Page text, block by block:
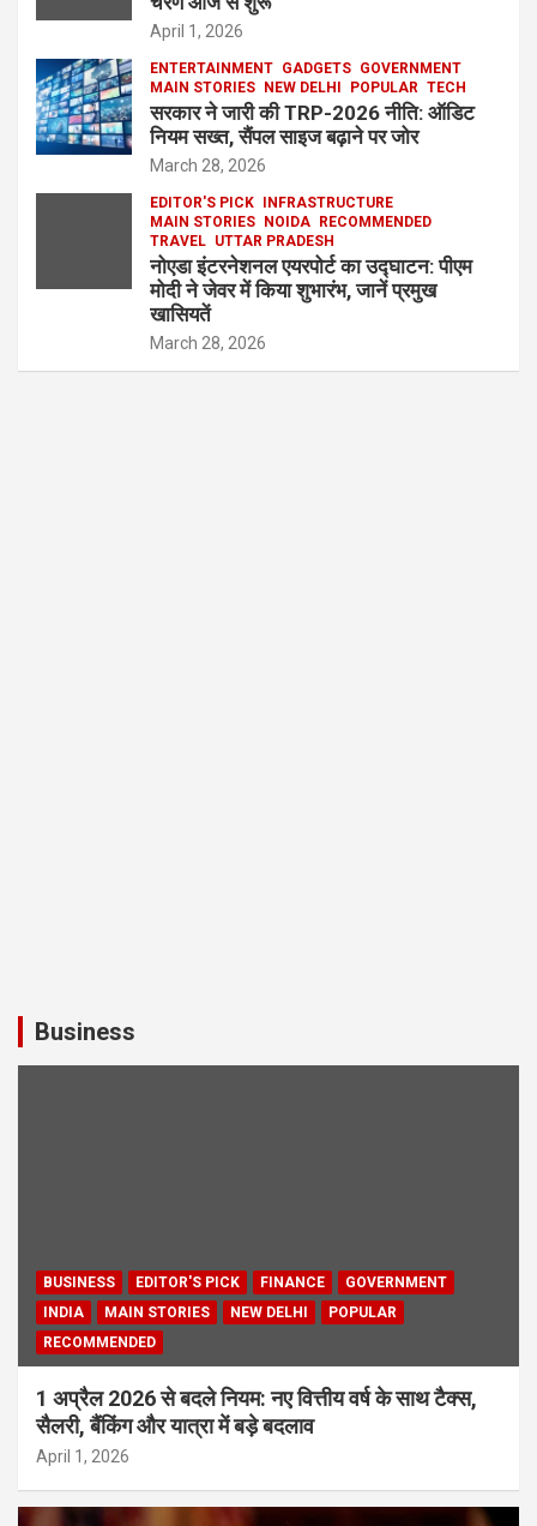
April 1, 2026
ENTERTAINMENT GADGETS GOVERNMENT
MAIN STORIES
NEW DELHI POPULAR TECH
सरकार ने जारी की TRP-2026 नीति: ऑडिट
नियम सख्त, सैंपल साइज बढ़ाने पर जोर
March 28, 2026
EDITOR'S PICK
INFRASTRUCTURE
MAIN STORIES
NOIDA
RECOMMENDED
TRAVEL UTTAR PRADESH
नोएडा इंटरनेशनल एयरपोर्ट का उद्घाटन: पीएम
मोदी ने जेवर में किया शुभारंभ, जानें प्रमुख
खासियतें
March 28, 2026
Business
BUSINESS EDITOR'S PICK FINANCE
GOVERNMENT
INDIA
MAIN STORIES NEW DELHI
POPULAR
RECOMMENDED
1 अप्रैल 2026 से बदले नियम: नए वित्तीय वर्ष के साथ टैक्स,
सैलरी, बैंकिंग और यात्रा में बड़े बदलाव
April 1, 2026